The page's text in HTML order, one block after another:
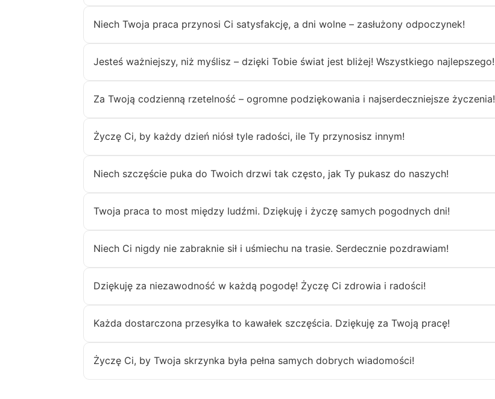
Niech Twoja praca przynosi Ci satysfakcję, a dni wolne – zasłużony odpoczynek!
Jesteś ważniejszy, niż myślisz – dzięki Tobie świat jest bliżej! Wszystkiego najlepszego!
Za Twoją codzienną rzetelność – ogromne podziękowania i najserdeczniejsze życzenia!
Życzę Ci, by każdy dzień niósł tyle radości, ile Ty przynosisz innym!
Niech szczęście puka do Twoich drzwi tak często, jak Ty pukasz do naszych!
Twoja praca to most między ludźmi. Dziękuję i życzę samych pogodnych dni!
Niech Ci nigdy nie zabraknie sił i uśmiechu na trasie. Serdecznie pozdrawiam!
Dziękuję za niezawodność w każdą pogodę! Życzę Ci zdrowia i radości!
Każda dostarczona przesyłka to kawałek szczęścia. Dziękuję za Twoją pracę!
Życzę Ci, by Twoja skrzynka była pełna samych dobrych wiadomości!